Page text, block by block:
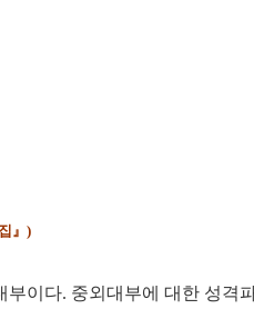
』)
이다. 중외대부에 대한 성